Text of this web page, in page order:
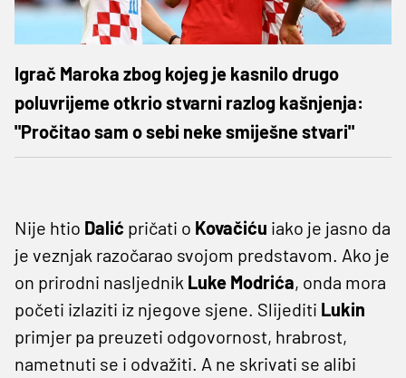
Igrač Maroka zbog kojeg je kasnilo drugo
poluvrijeme otkrio stvarni razlog kašnjenja:
"Pročitao sam o sebi neke smiješne stvari"
Nije htio Dalić pričati o Kovačiću iako je jasno da
je veznjak razočarao svojom predstavom. Ako je
on prirodni nasljednik Luke Modrića, onda mora
početi izlaziti iz njegove sjene. Slijediti Lukin
primjer pa preuzeti odgovornost, hrabrost,
nametnuti se i odvažiti. A ne skrivati se alibi